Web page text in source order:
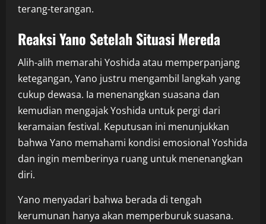
terang-terangan.
Reaksi Yano Setelah Situasi Mereda
Alih-alih memarahi Yoshida atau memperpanjang
ketegangan, Yano justru mengambil langkah yang
cukup dewasa. Ia menenangkan suasana dan
kemudian mengajak Yoshida untuk pergi dari
keramaian festival. Keputusan ini menunjukkan
bahwa Yano memahami kondisi emosional Yoshida
dan ingin memberinya ruang untuk menenangkan
diri.
Yano menyadari bahwa berada di tengah
kerumunan hanya akan memperburuk suasana.